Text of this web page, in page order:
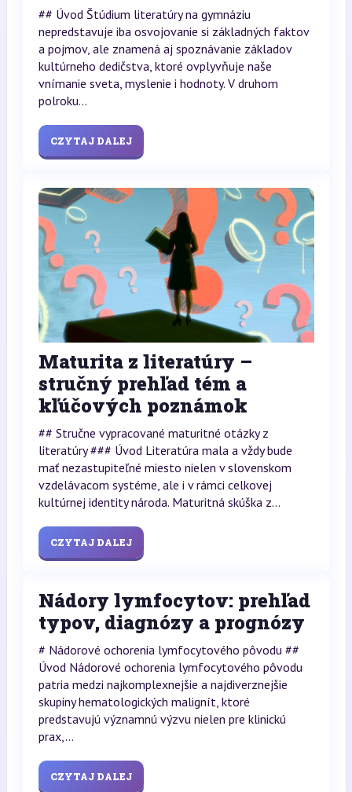
## Úvod Štúdium literatúry na gymnáziu
nepredstavuje iba osvojovanie si základných faktov
a pojmov, ale znamená aj spoznávanie základov
kultúrneho dedičstva, ktoré ovplyvňuje naše
vnímanie sveta, myslenie i hodnoty. V druhom
polroku...
CZYTAJ DALEJ
Maturita z literatúry –
stručný prehľad tém a
kľúčových poznámok
## Stručne vypracované maturitné otázky z
literatúry ### Úvod Literatúra mala a vždy bude
mať nezastupiteľné miesto nielen v slovenskom
vzdelávacom systéme, ale i v rámci celkovej
kultúrnej identity národa. Maturitná skúška z...
CZYTAJ DALEJ
Nádory lymfocytov: prehľad
typov, diagnózy a prognózy
# Nádorové ochorenia lymfocytového pôvodu ##
Úvod Nádorové ochorenia lymfocytového pôvodu
patria medzi najkomplexnejšie a najdiverznejšie
skupiny hematologických malignít, ktoré
predstavujú významnú výzvu nielen pre klinickú
prax,...
CZYTAJ DALEJ